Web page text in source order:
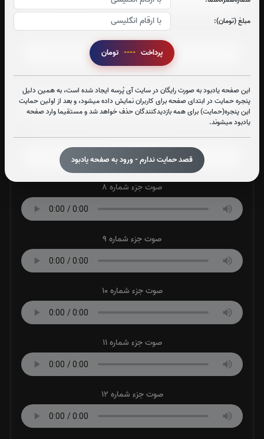
مبلغ (تومان):
پرداخت ----
این صفحه یادبود به صورت رایگان در سایت آی پُرسه ایجاد شده است، به همین دلیل
پنجره حمایت در ابتدای صفحه برای کاربران نمایش داده میشود، و بعد از اولین حمایت
این پنجره(حمایت) برای همه بازدیدکنندگان حذف خواهد شد و مستقیما وارد صفحه
یادبود میشوند.
قصد حمایت ندارم - ورود به صفحه یادبود
صوت جزء شماره 5
صوت جزء شماره 6
صوت جزء شماره 7
صوت جزء شماره 8
صوت جزء شماره 9
صوت جزء شماره 10
صوت جزء شماره 11
صوت جزء شماره 12